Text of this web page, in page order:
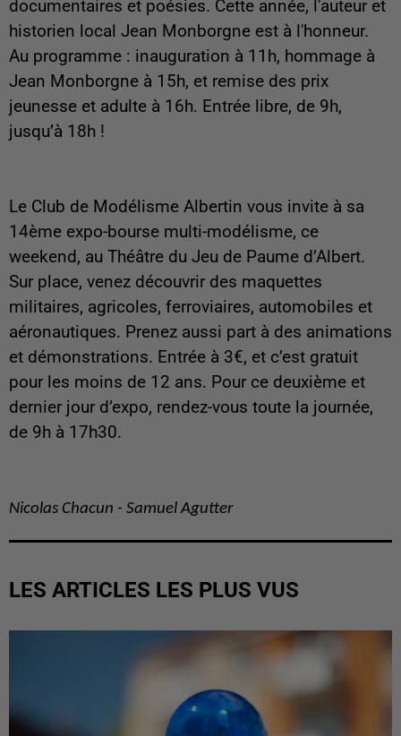
documentaires et poésies. Cette année, l'auteur et
historien local Jean Monborgne est à l'honneur.
Au programme : inauguration à 11h, hommage à
Jean Monborgne à 15h, et remise des prix
jeunesse et adulte à 16h. Entrée libre, de 9h,
jusqu’à 18h !
Le Club de Modélisme Albertin vous invite à sa
14ème expo-bourse multi-modélisme, ce
weekend, au Théâtre du Jeu de Paume d’Albert.
Sur place, venez découvrir des maquettes
militaires, agricoles, ferroviaires, automobiles et
aéronautiques. Prenez aussi part à des animations
et démonstrations. Entrée à 3€, et c’est gratuit
pour les moins de 12 ans. Pour ce deuxième et
dernier jour d’expo, rendez-vous toute la journée,
de 9h à 17h30.
Nicolas Chacun - Samuel Agutter
LES ARTICLES LES PLUS VUS